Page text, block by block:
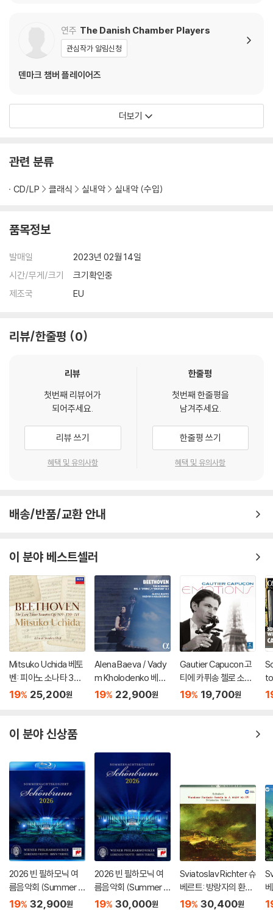
연주 The Danish Chamber Players
관심작가 알림신청
덴마크 챔버 플레이어즈
더보기
관련 분류
CD/LP 클래식 실내악 실내악 (수입)
품목정보
발매일
2023년 02월 14일
시간/무게/크기
크기확인중
제조국
EU
리뷰/한줄평 0
리뷰
첫번째 리뷰어가
되어주세요.
리뷰 쓰기
혜택 및 유의사항
한줄평
첫번째 한줄평을
남겨주세요.
한줄평 쓰기
혜택 및 유의사항
배송/반품/교환 안내
이 분야 베스트셀러
Mitsuko Uchida 베토
벤: 피아노 소나타 30-
32번 (Beethoven: Pi
19% 25,200원
Alena Baeva / Vady
m Kholodenko 베토
벤: 바이올린 소나타 5
19% 22,900원
Gautier Capucon 고
티에 카퓌송 첼로 소품
집 (Emotions)
19% 19,700원
이 분야 신상품
2026 빈 필하모닉 여
름음악회 (Summer Ni
ght Concert 2026)
19% 32,900원
2026 빈 필하모닉 여
름음악회 (Summer Ni
ght Concert 2026)
19% 30,000원
Sviatoslav Richter 슈
베르트: 방랑자의 환상
곡 (Schubert: Wand
19% 30,400원
'